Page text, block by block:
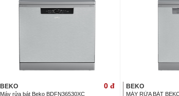
BEKO 0 đ
Máy rửa bát Beko BDFN36530XC
BEKO
MÁY RỬA BÁT